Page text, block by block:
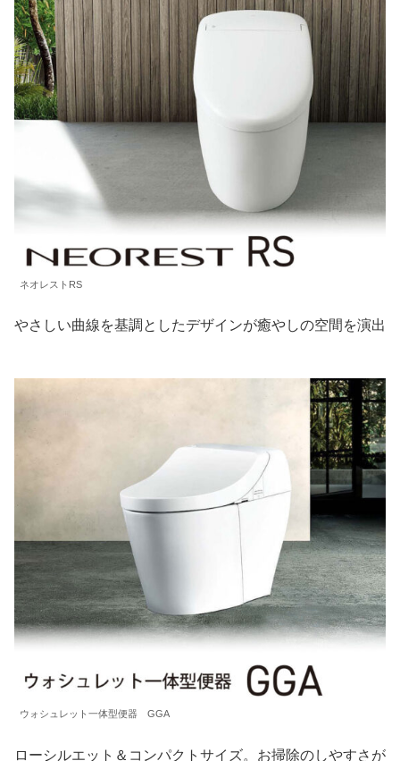
ネオレストRS
やさしい曲線を基調としたデザインが癒やしの空間を演出
ウォシュレット一体型便器 GGA
ローシルエット＆コンパクトサイズ。お掃除のしやすさが